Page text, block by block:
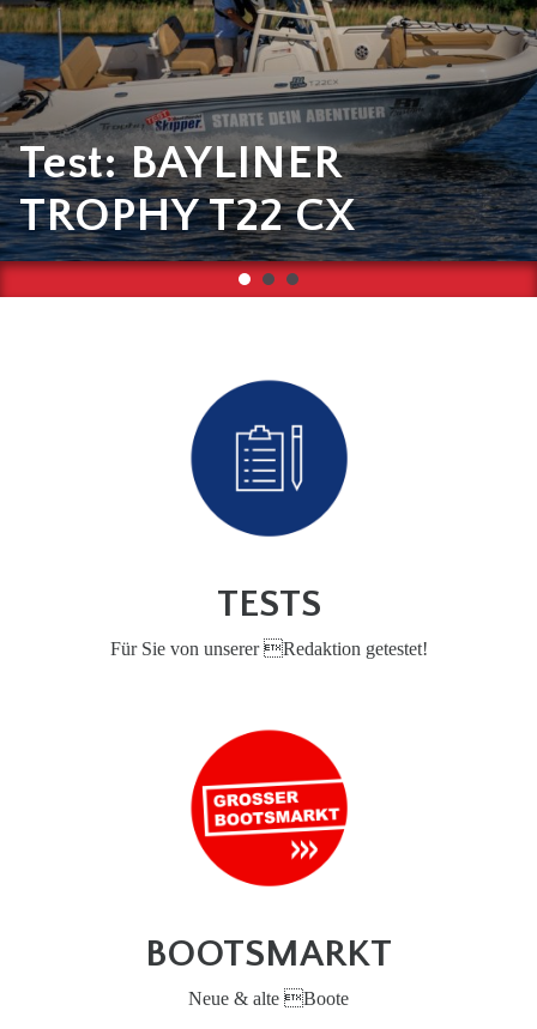
Test: BAYLINER
TROPHY T22 CX
TESTS
Für Sie von unserer Redaktion getestet!
BOOTSMARKT
Neue & alte Boote